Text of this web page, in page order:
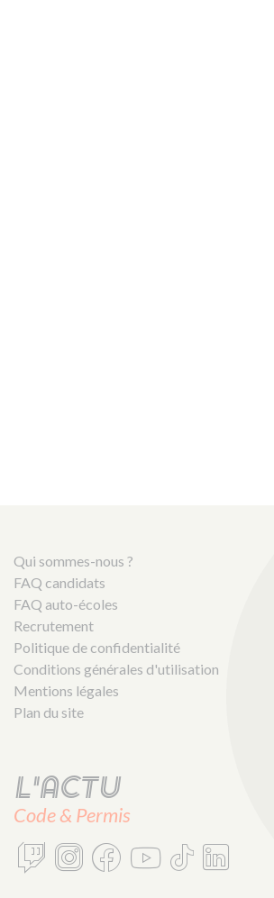
Qui sommes-nous ?
FAQ candidats
FAQ auto-écoles
Recrutement
Politique de confidentialité
Conditions générales d'utilisation
Mentions légales
Plan du site
L'actu
Code & Permis